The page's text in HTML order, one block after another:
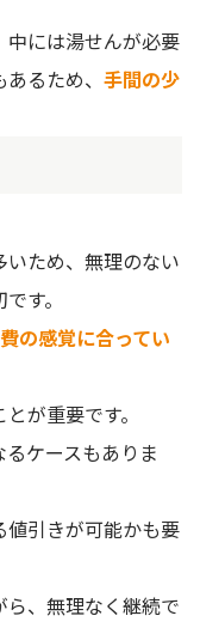
中には湯せんが必要
るため、 手間の少
ため、無理のない
す。
の感覚に合ってい
が重要です。
ケースもありま
引きが可能かも要
、無理なく継続で